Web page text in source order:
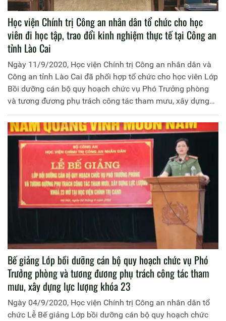
Học viện Chính trị Công an nhân dân tổ chức cho học
viên đi học tập, trao đổi kinh nghiệm thực tế tại Công an
tỉnh Lào Cai
Ngày 11/9/2020, Học viện Chính trị Công an nhân dân và
Công an tỉnh Lào Cai đã phối hợp tổ chức cho học viên Lớp
Bồi dưỡng cán bộ quy hoạch chức vụ Phó Trưởng phòng
và tương đương phụ trách công tác tham mưu, xây dựng
lực lượng, Khóa 24 đi học tập, trao đổi kinh nghiệm thực tế
tại Công an thị xã Sa Pa, tỉnh Lào Cai.
Bế giảng Lớp bồi dưỡng cán bộ quy hoạch chức vụ Phó
Trưởng phòng và tương đương phụ trách công tác tham
mưu, xây dựng lực lượng khóa 23
Ngày 04/9/2020, Học viện Chính trị Công an nhân dân tổ
chức Lễ Bế giảng Lớp bồi dưỡng cán bộ quy hoạch chức